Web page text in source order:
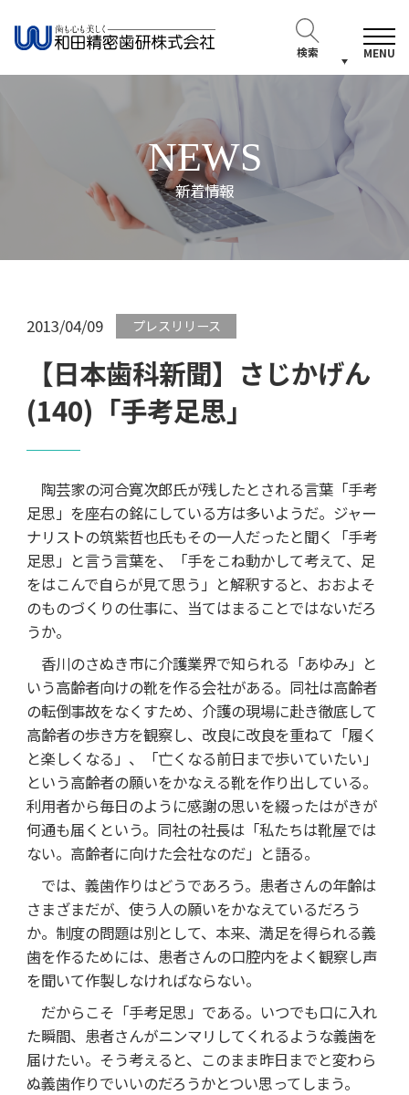
検索 MENU
NEWS
新着情報
2013/04/09 プレスリリース
【日本歯科新聞】さじかげん
(140)「手考足思」
陶芸家の河合寛次郎氏が残したとされる言葉「手考
足思」を座右の銘にしている方は多いようだ。ジャー
ナリストの筑紫哲也氏もその一人だったと聞く「手考
足思」と言う言葉を、「手をこね動かして考えて、足
をはこんで自らが見て思う」と解釈すると、おおよそ
のものづくりの仕事に、当てはまることではないだろ
うか。
香川のさぬき市に介護業界で知られる「あゆみ」と
いう高齢者向けの靴を作る会社がある。同社は高齢者
の転倒事故をなくすため、介護の現場に赴き徹底して
高齢者の歩き方を観察し、改良に改良を重ねて「履く
と楽しくなる」、「亡くなる前日まで歩いていたい」
という高齢者の願いをかなえる靴を作り出している。
利用者から毎日のように感謝の思いを綴ったはがきが
何通も届くという。同社の社長は「私たちは靴屋では
ない。高齢者に向けた会社なのだ」と語る。
では、義歯作りはどうであろう。患者さんの年齢は
さまざまだが、使う人の願いをかなえているだろう
か。制度の問題は別として、本来、満足を得られる義
歯を作るためには、患者さんの口腔内をよく観察し声
を聞いて作製しなければならない。
だからこそ「手考足思」である。いつでも口に入れ
た瞬間、患者さんがニンマリしてくれるような義歯を
届けたい。そう考えると、このまま昨日までと変わら
ぬ義歯作りでいいのだろうかとつい思ってしまう。